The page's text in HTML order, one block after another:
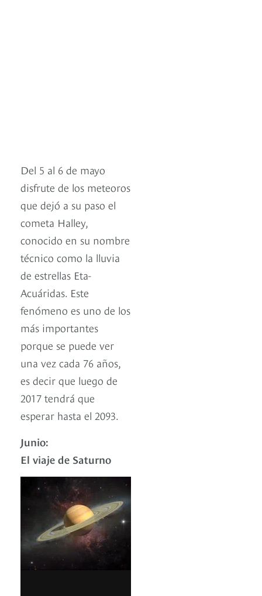
Del 5 al 6 de mayo
disfrute de los meteoros
que dejó a su paso el
cometa Halley,
conocido en su nombre
técnico como la lluvia
de estrellas Eta-
Acuáridas. Este
fenómeno es uno de los
más importantes
porque se puede ver
una vez cada 76 años,
es decir que luego de
2017 tendrá que
esperar hasta el 2093.
Junio:
El viaje de Saturno